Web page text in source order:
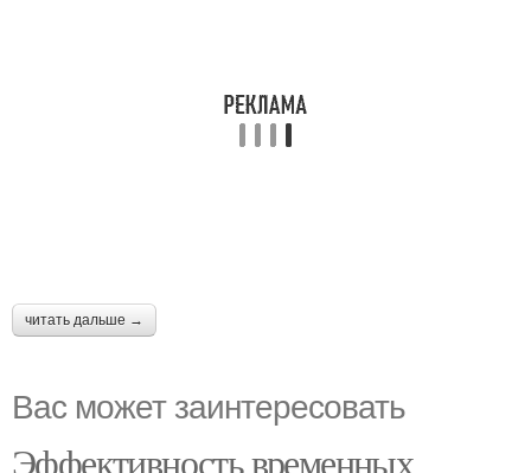
читать дальше →
Вас может заинтересовать
Эффективность временных